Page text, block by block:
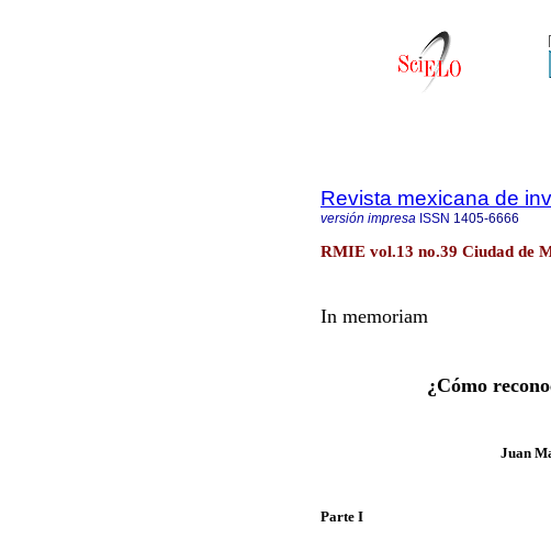
Revista mexicana de
versión impresa ISSN 1405-6666
RMIE vol.13 no.39 Ciudad de
In memoriam
¿Cómo
Juan
Parte I